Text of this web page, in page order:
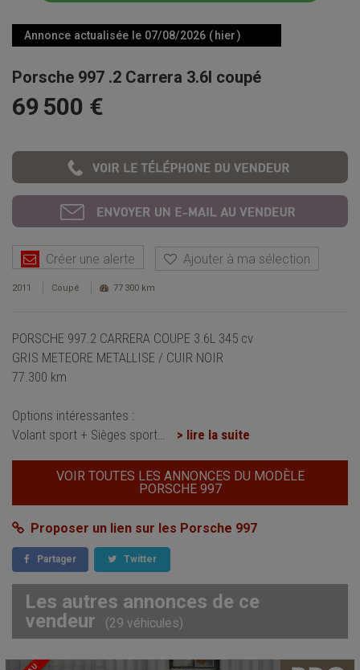
Annonce actualisée le 07/08/2026 ( hier )
Porsche 997 .2 Carrera 3.6l coupé
69 500 €
Créer une alerte Ajouter à ma sélection
2011 Coupé 77 300 km
PORSCHE 997.2 CARRERA COUPE 3.6L 345 cv
GRIS METEORE METALLISE / CUIR NOIR
77.300 km
Options intéressantes :
Volant sport + Sièges sport… > lire la suite
VOIR TOUTES LES ANNONCES DU MODÈLE
PORSCHE 997
Proposer un lien sur les Porsche 997
Partager Twitter
Les autres annonces de ce
vendeur
(29 véhicules)